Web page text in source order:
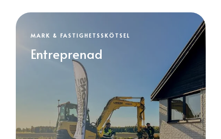
MARK & FASTIGHETSSKÖTSEL
Entreprenad